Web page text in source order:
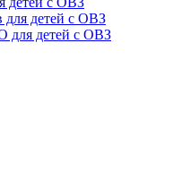
для детей с ОВЗ
для детей с ОВЗ